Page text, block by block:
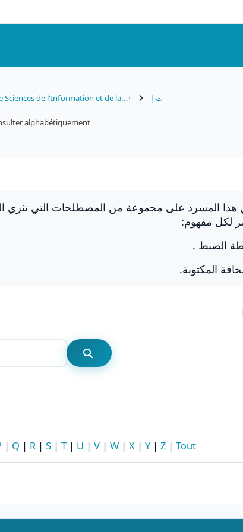
Sciences de l'Information et de la... ت-إ
alphabétiquement
هذا المسرد على مجموعة من المصطلحات التي تثري
لكل مفهوم:
Rechercher
Rechercher
| Q | R | S | T | U | V | W | X | Y| Z | Tout